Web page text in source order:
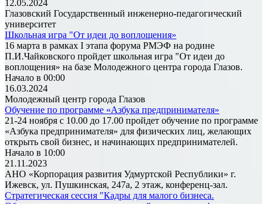
12.05.2024
Глазовский Государственный инженерно-педагогический
университет
Школьная игра "От идеи до воплощения»
16 марта в рамках I этапа форума РМЭФ на родине
П.И.Чайковского пройдет школьная игра "От идеи до
воплощения» на базе Молодежного центра города Глазов.
Начало в 00:00
16.03.2024
Молодежный центр города Глазов
Обучение по программе «Азбука предпринимателя»
21-24 ноября с 10.00 до 17.00 пройдет обучение по программе
«Азбука предпринимателя» для физических лиц, желающих
открыть свой бизнес, и начинающих предпринимателей.
Начало в 10:00
21.11.2023
АНО «Корпорация развития Удмуртской Республики» г.
Ижевск, ул. Пушкинская, 247а, 2 этаж, конференц-зал.
Стратегическая сессия "Кадры для малого бизнеса.